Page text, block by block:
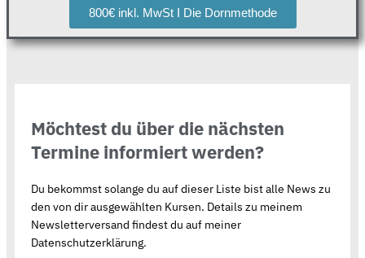
800€ inkl. MwSt I Die Dornmethode
Möchtest du über die nächsten
Termine informiert werden?
Du bekommst solange du auf dieser Liste bist alle News zu
den von dir ausgewählten Kursen. Details zu meinem
Newsletterversand findest du auf meiner
Datenschutzerklärung.